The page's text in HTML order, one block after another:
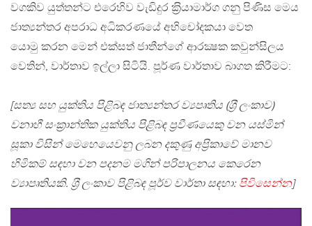
වගකිව යුත්තන්ට එරෙහිව වැඩිදුර ක‍්‍රියාමාර්ග ගනු පිණිස මෙය
ජාත්‍යන්තර අපරාධ අධිකරණයේ අභිචෝදකයා වෙත
යොමු කරන මෙන් එක්සත් ජාතීන්ගේ ආරක්‍ෂක කවුන්සිලය
වෙතින්, වාර්තාව ඉල්ලා සිටියි. පූර්ණ වාර්තාව බාගත කිරීමට:
[සත්‍ය සහ යුක්තිය පිළිබඳ ජාත්‍යන්තර ව්‍යපෘතිය (ශ‍්‍රී ලංකාව)
වනාහී සංක‍්‍රාන්තික යුක්තිය පිළිබඳ ප‍්‍රවීණයෙකු වන යස්මින්
සූකා විසින් මෙහෙයෙවනු ලබන දකුණු අප‍්‍රිකාවේ මානව
හිමිකම් සඳහා වන පදනම මගින් පරිපාලනය කෙරෙන
ව්‍යාපෘතියකි. ශ‍්‍රී ලංකාව පිළිබඳ පූර්ව වාර්තා සඳහා: පිවිසෙන්න]